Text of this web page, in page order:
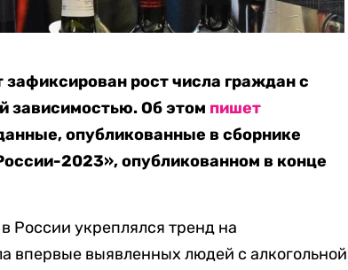
рост числа граждан с
зависимостью. Об этом пишет
опубликованные в сборнике
2023», опубликованном в конце
России укреплялся тренд на
впервые выявленных людей с алкогольной